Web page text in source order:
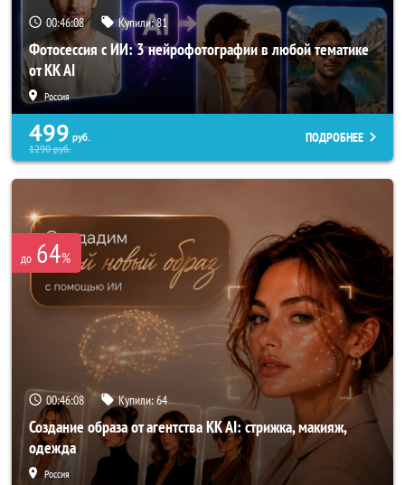
00:46:07 Купили:81
Фотосессия с ИИ: 3 нейрофотографии в любой тематике
от KK AI
Россия
499 руб.
1290руб.
ПОДРОБНЕЕ
до 64%
00:46:07 Купили:64
Создание образа от агентства KK AI: стрижка, макияж,
одежда
Россия